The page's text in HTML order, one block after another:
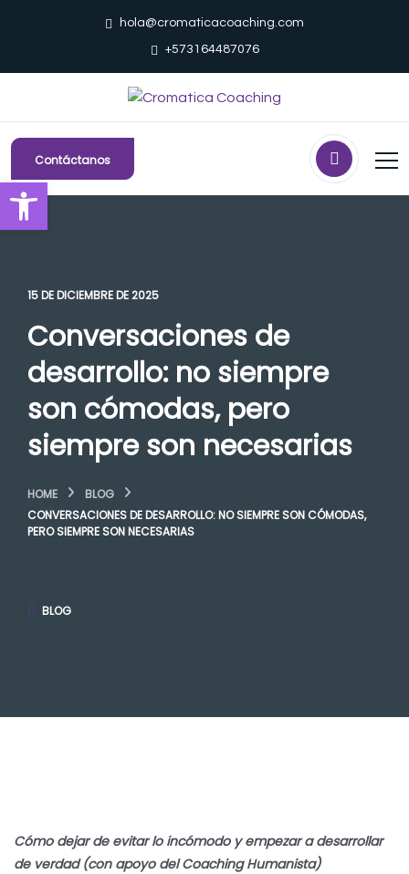
hola@cromaticacoaching.com
+573164487076
Contáctanos
15 DE DICIEMBRE DE 2025
Conversaciones de
desarrollo: no siempre
son cómodas, pero
siempre son necesarias
HOME
BLOG
CONVERSACIONES DE DESARROLLO: NO SIEMPRE SON CÓMODAS,
PERO SIEMPRE SON NECESARIAS
BLOG
Cómo dejar de evitar lo incómodo y empezar a desarrollar
de verdad (con apoyo del Coaching Humanista)
Abrir barra de herramientas